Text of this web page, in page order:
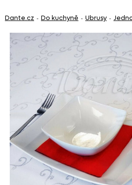
Dante.cz - Do kuchyně - Ubrusy -